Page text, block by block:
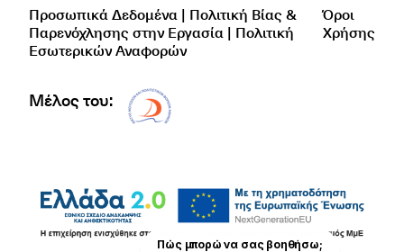
Προσωπικά Δεδομένα | Πολιτική Βίας &
Παρενόχλησης στην Εργασία | Πολιτική
Εσωτερικών Αναφορών
Όροι
Χρήσης
Μέλος του:
Πώς μπορώ να σας βοηθήσω;